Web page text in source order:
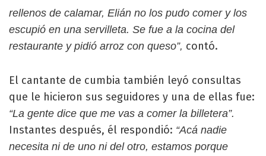
rellenos de calamar, Elián no los pudo comer y los
escupió en una servilleta. Se fue a la cocina del
restaurante y pidió arroz con queso”, contó.
El cantante de cumbia también leyó consultas
que le hicieron sus seguidores y una de ellas fue:
“La gente dice que me vas a comer la billetera”.
Instantes después, él respondió: “Acá nadie
necesita ni de uno ni del otro, estamos porque